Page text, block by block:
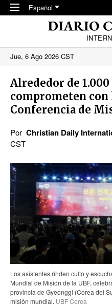
Skip to main content
Español
Jue, 6 Ago 2026 CST
Alrededor de 1.000
comprometen
Conferencia de
Por Christian Daily
CST
Los asistentes rinden culto y
Mundial de Misión de la UBF,
provincia de Gyeonggi (Corea del
misión mundial. UBF Corea